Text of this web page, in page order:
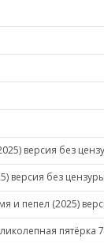
версия без
версия без цензуры
и пепел (2025)
пятёрка